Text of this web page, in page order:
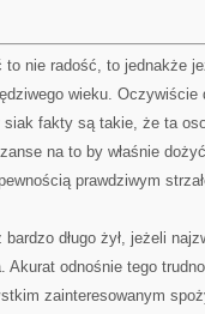
nie radość, to jednakże
wieku. Oczywiście
fakty są takie, że ta
na to by właśnie
prawdziwym
długo żył, jeżeli
Akurat odnośnie tego
zainteresowanym